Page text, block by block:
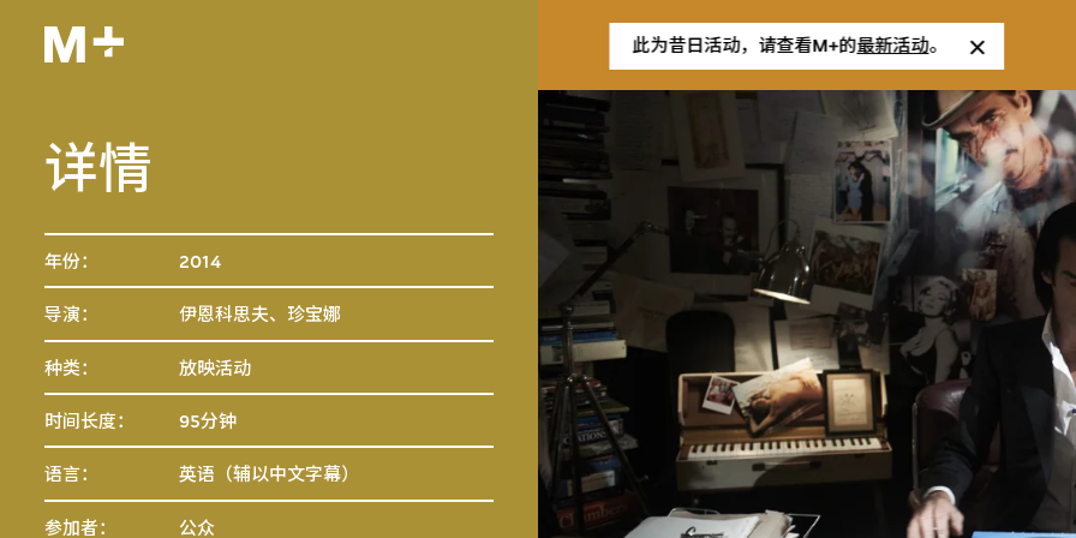
此为昔日活动，请查看M+的最新活动。
详情
年份： 2014
导演： 伊恩科思夫、珍宝娜
种类： 放映活动
时间长度： 95分钟
语言： 英语（辅以中文字幕）
参加者： 公众